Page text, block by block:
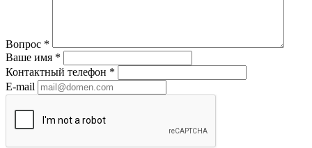
Вопрос *
Ваше имя *
Контактный телефон *
E-mail